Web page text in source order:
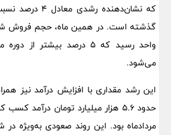
که نشان‌دهنده
واحد رسید که 5 درصد بیشتر
می‌شود.
این رشد مقداری با افزایش درآمد نیز
مردادماه بود. این روند صعودی به‌ویژه